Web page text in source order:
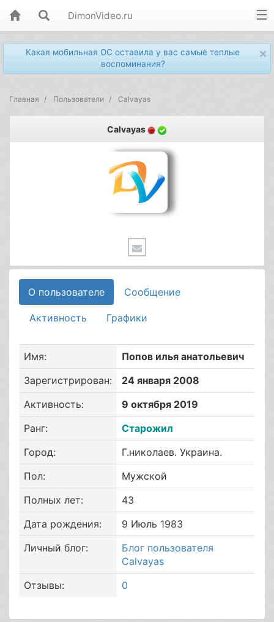
DimonVideo.ru
×
Какая мобильная ОС оставила у вас самые теплые
воспоминания?
Главная Пользователи Calvayas
Calvayas
О пользователе Сообщение
Активность Графики
Имя:
Попов илья анатольевич
Зарегистрирован:
24 января 2008
Активность:
9 октября 2019
Ранг:
Старожил
Город:
Г.николаев. Украина.
Пол:
Мужской
Полных лет:
43
Дата рождения:
9 Июль 1983
Личный блог:
Блог пользователя
Calvayas
Отзывы:
0